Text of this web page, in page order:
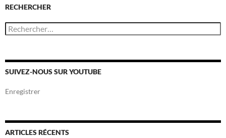
RECHERCHER
R
e
e
r
h
SUIVEZ-NOUS SUR YOUTUBE
Enregistrer
ARTICLES RÉCENTS